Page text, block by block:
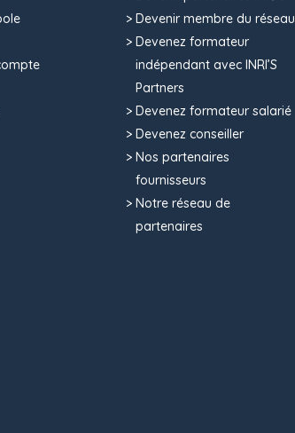
Devenir membre du réseau
Devenez formateur
indépendant avec INRI’S
Partners
Devenez formateur salarié
Devenez conseiller
Nos partenaires
fournisseurs
Notre réseau de
partenaires